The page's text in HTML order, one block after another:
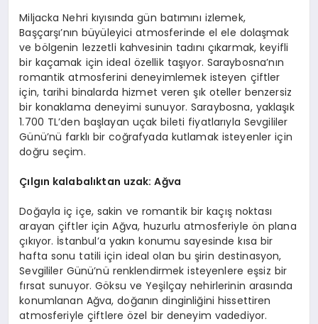
Miljacka Nehri kıyısında gün batımını izlemek,
Başçarşı’nın büyüleyici atmosferinde el ele dolaşmak
ve bölgenin lezzetli kahvesinin tadını çıkarmak, keyifli
bir kaçamak için ideal özellik taşıyor. Saraybosna’nın
romantik atmosferini deneyimlemek isteyen çiftler
için, tarihi binalarda hizmet veren şık oteller benzersiz
bir konaklama deneyimi sunuyor. Saraybosna, yaklaşık
1.700 TL’den başlayan uçak bileti fiyatlarıyla Sevgililer
Günü’nü farklı bir coğrafyada kutlamak isteyenler için
doğru seçim.
Çılgın kalabalıktan uzak: Ağva
Doğayla iç içe, sakin ve romantik bir kaçış noktası
arayan çiftler için Ağva, huzurlu atmosferiyle ön plana
çıkıyor. İstanbul’a yakın konumu sayesinde kısa bir
hafta sonu tatili için ideal olan bu şirin destinasyon,
Sevgililer Günü’nü renklendirmek isteyenlere eşsiz bir
fırsat sunuyor. Göksu ve Yeşilçay nehirlerinin arasında
konumlanan Ağva, doğanın dinginliğini hissettiren
atmosferiyle çiftlere özel bir deneyim vadediyor.